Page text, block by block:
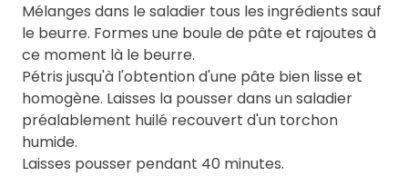
Mélanges dans le saladier tous les ingrédients sauf
le beurre. Formes une boule de pâte et rajoutes à
ce moment là le beurre.
Pétris jusqu'à l'obtention d'une pâte bien lisse et
homogène. Laisses la pousser dans un saladier
préalablement huilé recouvert d'un torchon
humide.
Laisses pousser pendant 40 minutes.